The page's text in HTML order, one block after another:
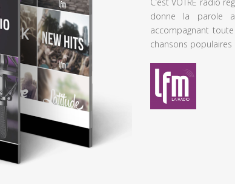
donne la parole
accompagnant
chansons populaires